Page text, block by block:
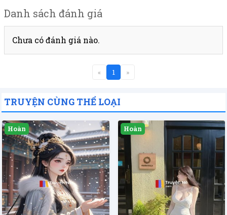
Danh sách đánh giá
Chưa có đánh giá nào.
« 1 »
TRUYỆN CÙNG THỂ LOẠI